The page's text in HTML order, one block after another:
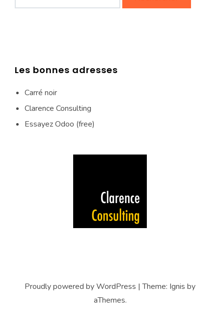
Les bonnes adresses
Carré noir
Clarence Consulting
Essayez Odoo (free)
Proudly powered by WordPress |Theme: Ignis by
aThemes.